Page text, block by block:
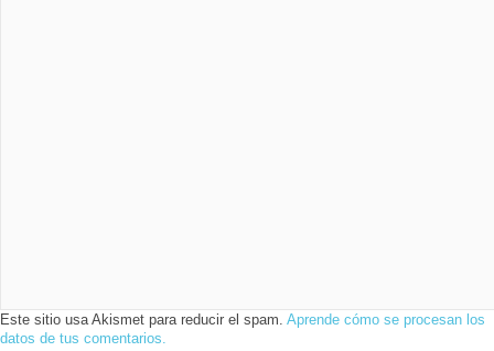
Este sitio usa Akismet para reducir el spam. Aprende cómo se procesan los
datos de tus comentarios.